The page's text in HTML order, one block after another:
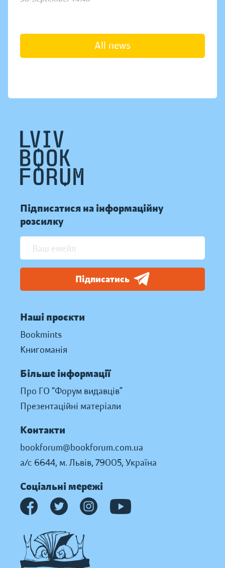
All news
Підписатися на інформаційну
розсилку
Підписатись
Наші проєкти
Bookmints
Книгоманія
Більше інформації
Про ГО “Форум видавців”
Презентаційні матеріали
Контакти
bookforum@bookforum.com.ua
а/с 6644, м. Львів, 79005, Україна
Соціальні мережі